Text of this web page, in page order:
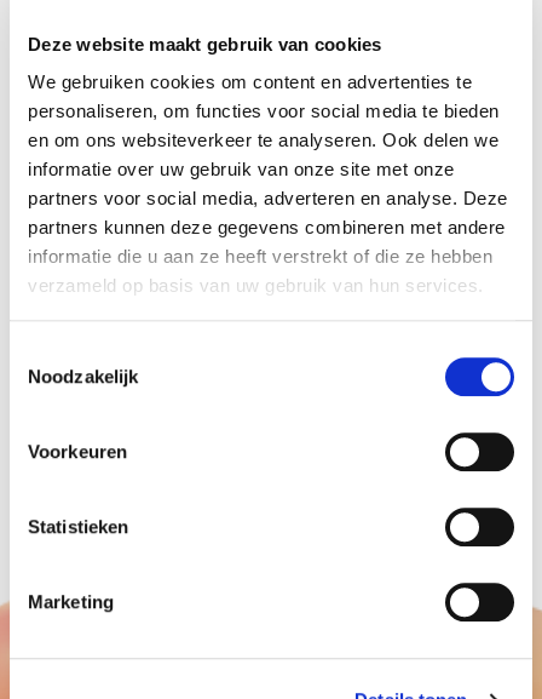
Deze website maakt gebruik van cookies
We gebruiken cookies om content en advertenties te
personaliseren, om functies voor social media te bieden
en om ons websiteverkeer te analyseren. Ook delen we
informatie over uw gebruik van onze site met onze
partners voor social media, adverteren en analyse. Deze
partners kunnen deze gegevens combineren met andere
informatie die u aan ze heeft verstrekt of die ze hebben
verzameld op basis van uw gebruik van hun services.
Noodzakelijk
Voorkeuren
Statistieken
Marketing
Zeer leuke eyecatcher voor bedrijven die willen
opvallen en voor evenementen.
eyecatcher voor beurs of evenement?
Dan mogen grote reuze ballonnen niet
ontbreken.
Ze zijn bedrukt en onbedrukt leverbaar (bedrukt
vanaf 10 stuks).
De maten zijn 115 cm en 150 cm in diameter.
Door deze op hoogte te laten zweven heeft u
Voor meerinfo offerte.